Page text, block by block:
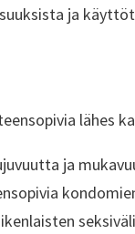
ja
lähes
ja